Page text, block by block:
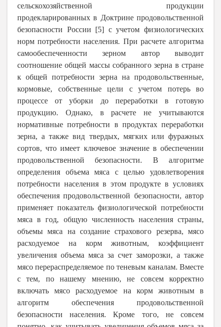
сельскохозяйственной продукции
продекларированных в Доктрине продовольственной
безопасности России [5] с учетом физиологических
норм потребности населения. При расчете алгоритма
самообеспеченности зерном автор выводит
соотношение общей массы собранного зерна в стране
к общей потребности зерна на продовольственные,
кормовые, собственные цели с учетом потерь во
процессе от уборки до переработки в готовую
продукцию. Однако, в расчете не учитываются
нормативные потребности в продуктах переработки
зерна, а также вид твердых, мягких или фуражных
сортов, что имеет ключевое значение в обеспечении
продовольственной безопасности. В алгоритме
определения объема мяса с целью удовлетворения
потребности населения в этом продукте в условиях
обеспечения продовольственной безопасности, автор
применяет показатель физиологической потребности
мяса в год, общую численность населения страны,
объемы мяса на создание страхового резерва, мясо
расходуемое на корм животным, коэффициент
увеличения объема мяса за счет заморозки, а также
мясо перераспределяемое по теневым каналам. Вместе
с тем, по нашему мнению, не совсем корректно
включать мясо расходуемое на корм животным в
алгоритм обеспечения продовольственной
безопасности населения. Кроме того, не совсем